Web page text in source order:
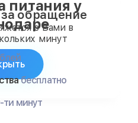
питания у
бесплатно
ти минут
обращение
с Вами в
минут